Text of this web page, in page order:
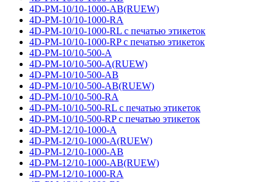
4D-PM-10/10-1000-AB(RUEW)
4D-PM-10/10-1000-RA
4D-PM-10/10-1000-RL с печатью этикеток
4D-PM-10/10-1000-RP с печатью этикеток
4D-PM-10/10-500-A
4D-PM-10/10-500-A(RUEW)
4D-PM-10/10-500-AB
4D-PM-10/10-500-AB(RUEW)
4D-PM-10/10-500-RA
4D-PM-10/10-500-RL с печатью этикеток
4D-PM-10/10-500-RP с печатью этикеток
4D-PM-12/10-1000-A
4D-PM-12/10-1000-A(RUEW)
4D-PM-12/10-1000-AB
4D-PM-12/10-1000-AB(RUEW)
4D-PM-12/10-1000-RA